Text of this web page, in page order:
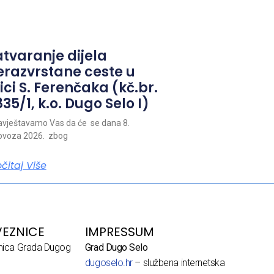
dijela
ceste u
S. Ferenčaka (kč.br.
1, k.o. Dugo Selo I)
Vas da će se dana 8.
2026. zbog
Više
Grada Dugog
IMPRESSUM
Grad Dugo Selo
dugoselo.hr– službena internetska